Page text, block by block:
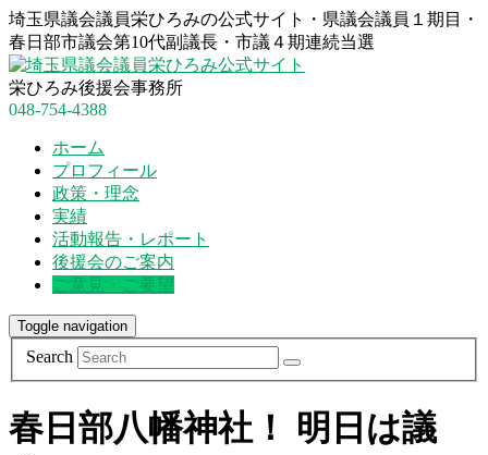
埼玉県議会議員栄ひろみの公式サイト・県議会議員１期目・
春日部市議会第10代副議長・市議４期連続当選
栄ひろみ後援会事務所
048-754-4388
ホーム
プロフィール
政策・理念
実績
活動報告・レポート
後援会のご案内
ご意見・ご要望
Toggle navigation
Search
春日部八幡神社！ 明日は議